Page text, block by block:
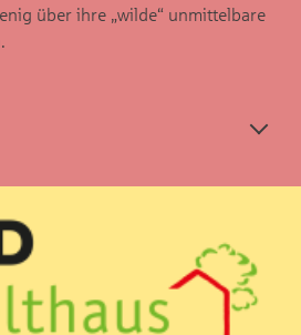
über ihre „wilde“ unmittelbare